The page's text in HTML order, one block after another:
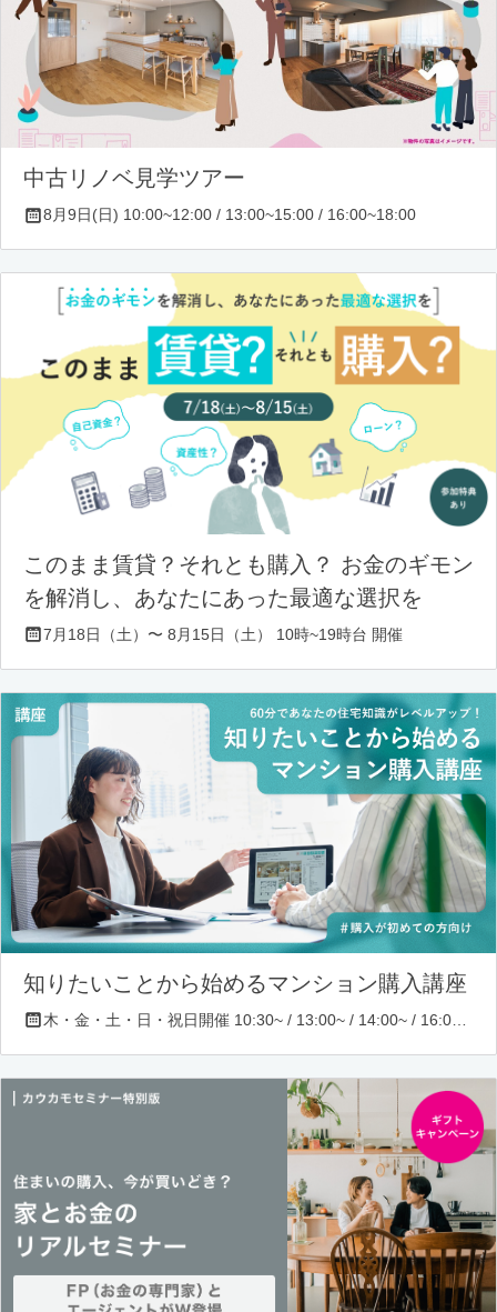
中古リノベ見学ツアー
8月9日(日) 10:00~12:00 / 13:00~15:00 / 16:00~18:00
このまま賃貸？それとも購入？ お金のギモン
を解消し、あなたにあった最適な選択を
7月18日（土）〜 8月15日（土） 10時~19時台 開催
知りたいことから始めるマンション購入講座